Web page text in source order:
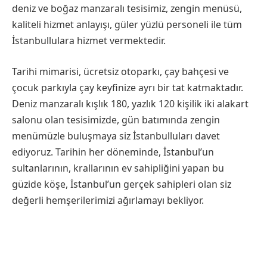
deniz ve boğaz manzaralı tesisimiz, zengin menüsü,
kaliteli hizmet anlayışı, güler yüzlü personeli ile tüm
İstanbullulara hizmet vermektedir.
Tarihi mimarisi, ücretsiz otoparkı, çay bahçesi ve
çocuk parkıyla çay keyfinize ayrı bir tat katmaktadır.
Deniz manzaralı kışlık 180, yazlık 120 kişilik iki alakart
salonu olan tesisimizde, gün batımında zengin
menümüzle buluşmaya siz İstanbulluları davet
ediyoruz. Tarihin her döneminde, İstanbul’un
sultanlarının, krallarının ev sahipliğini yapan bu
güzide köşe, İstanbul’un gerçek sahipleri olan siz
değerli hemşerilerimizi ağırlamayı bekliyor.